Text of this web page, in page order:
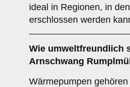
ideal in Regionen, in
erschlossen werden
Wie umweltfreundlich
Arnschwang
Wärmepumpen